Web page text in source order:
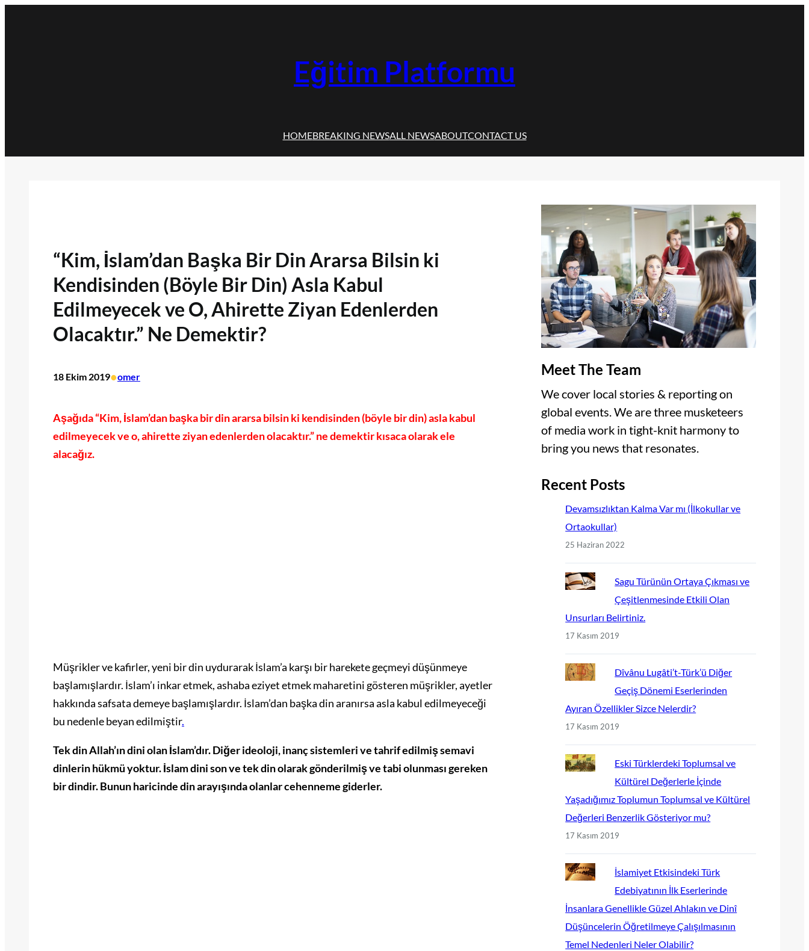
Eğitim Platformu
HOMEBREAKING NEWSALL NEWSABOUTCONTACT US
“Kim, İslam’dan Başka Bir Din Ararsa Bilsin ki
Kendisinden (Böyle Bir Din) Asla Kabul
Edilmeyecek ve O, Ahirette Ziyan Edenlerden
Olacaktır.” Ne Demektir?
18 Ekim 2019•omer
Aşağıda “Kim, İslam’dan başka bir din ararsa bilsin ki kendisinden (böyle bir din) asla kabul
edilmeyecek ve o, ahirette ziyan edenlerden olacaktır.” ne demektir kısaca olarak ele
alacağız.
Müşrikler ve kafirler, yeni bir din uydurarak İslam’a karşı bir harekete geçmeyi düşünmeye
başlamışlardır. İslam’ı inkar etmek, ashaba eziyet etmek maharetini gösteren müşrikler, ayetler
hakkında safsata demeye başlamışlardır. İslam’dan başka din aranırsa asla kabul edilmeyeceği
bu nedenle beyan edilmiştir.
Tek din Allah’ın dini olan İslam’dır. Diğer ideoloji, inanç sistemleri ve tahrif edilmiş semavi
dinlerin hükmü yoktur. İslam dini son ve tek din olarak gönderilmiş ve tabi olunması gereken
bir dindir. Bunun haricinde din arayışında olanlar cehenneme giderler.
Meet The Team
We cover local stories & reporting on
global events. We are three musketeers
of media work in tight-knit harmony to
bring you news that resonates.
Recent Posts
Devamsızlıktan Kalma Var mı (İlkokullar ve
Ortaokullar)
25 Haziran 2022
Sagu Türünün Ortaya Çıkması ve
Çeşitlenmesinde Etkili Olan
Unsurları Belirtiniz.
17 Kasım 2019
Dîvânu Lugâti’t-Türk’ü Diğer
Geçiş Dönemi Eserlerinden
Ayıran Özellikler Sizce Nelerdir?
17 Kasım 2019
Eski Türklerdeki Toplumsal ve
Kültürel Değerlerle İçinde
Yaşadığımız Toplumun Toplumsal ve Kültürel
Değerleri Benzerlik Gösteriyor mu?
17 Kasım 2019
İslamiyet Etkisindeki Türk
Edebiyatının İlk Eserlerinde
İnsanlara Genellikle Güzel Ahlakın ve Dinî
Düşüncelerin Öğretilmeye Çalışılmasının
Temel Nedenleri Neler Olabilir?